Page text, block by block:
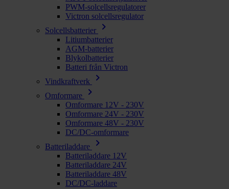
PWM-solcellsregulatorer
Victron solcellsregulator
Solcellsbatterier
chevron_right
Litiumbatterier
AGM-batterier
Blykolbatterier
Batteri från Victron
Vindkraftverk
chevron_right
Omformare chevron_right
Omformare 12V - 230V
Omformare 24V - 230V
Omformare 48V - 230V
DC/DC-omformare
Batteriladdare
chevron_right
Batteriladdare 12V
Batteriladdare 24V
Batteriladdare 48V
DC/DC-laddare